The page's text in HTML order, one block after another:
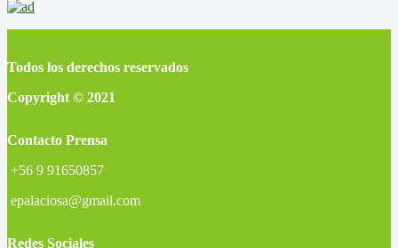
Todos los derechos reservados
Copyright © 2021
Contacto Prensa
+56 9 91650857
epalaciosa@gmail.com
Redes Sociales